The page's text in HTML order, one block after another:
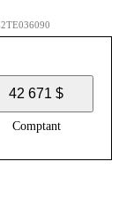
42 671 $
Comptant